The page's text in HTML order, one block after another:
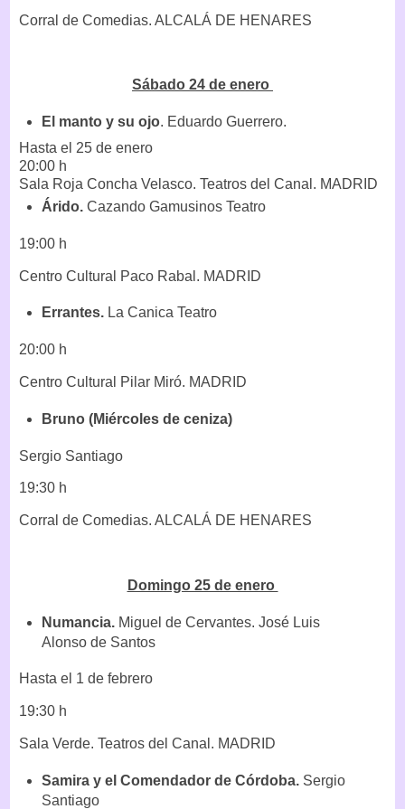
Corral de Comedias. ALCALÁ DE HENARES
Sábado 24 de enero
El manto y su ojo. Eduardo Guerrero.
Hasta el 25 de enero
20:00 h
Sala Roja Concha Velasco. Teatros del Canal. MADRID
Árido. Cazando Gamusinos Teatro
19:00 h
Centro Cultural Paco Rabal. MADRID
Errantes. La Canica Teatro
20:00 h
Centro Cultural Pilar Miró. MADRID
Bruno (Miércoles de ceniza)
Sergio Santiago
19:30 h
Corral de Comedias. ALCALÁ DE HENARES
Domingo 25 de enero
Numancia. Miguel de Cervantes. José Luis
Alonso de Santos
Hasta el 1 de febrero
19:30 h
Sala Verde. Teatros del Canal. MADRID
Samira y el Comendador de Córdoba. Sergio
Santiago